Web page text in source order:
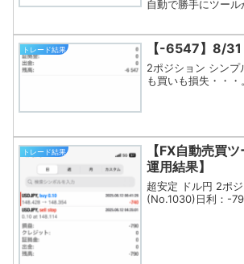
自動で勝手にツー
トレード結果 【-6547】8/31
2ポジション シン
も買いも損失・・・
トレード結果
【FX自動売買
運用結果】
超安定 ドル円 2ポ
(No.1030)日利：-